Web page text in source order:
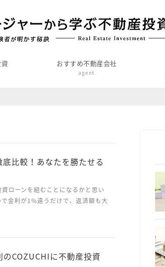
おすすめ不動産会社
agent
比較！あなたを勝たせる
ローンを組むことになるかと思い
金利が1%違うだけで、返済額も大
す。今日はそうな不動産...
のCOZUCHIに不動産投資